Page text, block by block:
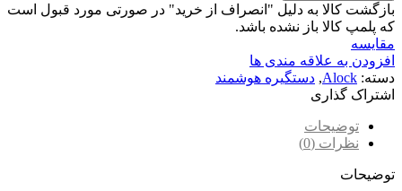
بازگشت کالا به دلیل "انصراف از خرید" در صورتی مورد قبول است
که پلمپ کالا باز نشده باشد.
مقایسه
افزودن به علاقه مندی ها
دسته: Alock
, دستگیره هوشمند
اشتراک گذاری
توضیحات
نظرات (0)
توضیحات